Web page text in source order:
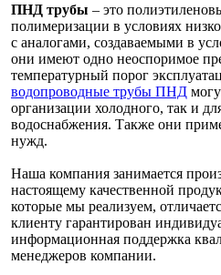
ПНД трубы – это
полимеризации в условиях
с аналогами, создаваемыми в
они имеют одно неоспоримое
температурный порог
водопроводные трубы ПНД
организации холодного, так и
водоснабжения. Также они
нужд.
Наша компания занимается
настоящему качественной
которые мы реализуем,
клиенту гарантирован
информационная поддержка
менеджеров компании.